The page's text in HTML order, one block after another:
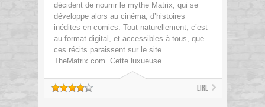
décident de nourrir le mythe Matrix, qui se
développe alors au cinéma, d’histoires
inédites en comics. Tout naturellement, c’est
au format digital, et accessibles à tous, que
ces récits paraissent sur le site
TheMatrix.com. Cette luxueuse
Lire